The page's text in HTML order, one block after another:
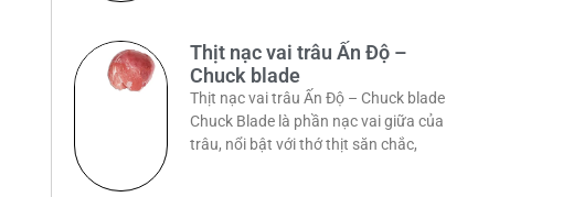
Thịt nạc vai trâu Ấn Độ –
Chuck blade
Thịt nạc vai trâu Ấn Độ – Chuck blade
Chuck Blade là phần nạc vai giữa của
trâu, nổi bật với thớ thịt săn chắc,